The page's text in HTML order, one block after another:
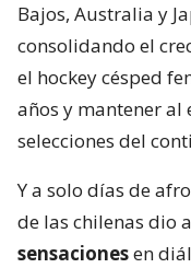
Bajos, Australia y
consolidando el
el hockey césped
años y mantener
selecciones del
Y a solo días de
de las chilenas dio
sensacionesen